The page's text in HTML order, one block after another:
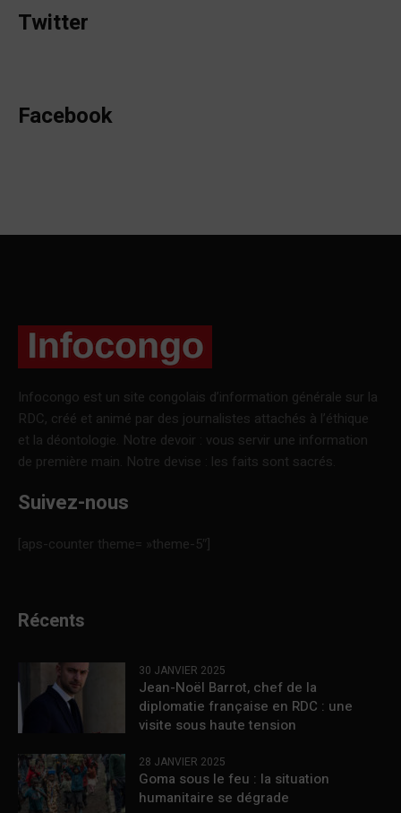
Twitter
Facebook
Infocongo est un site congolais d’information générale sur la
RDC, créé et animé par des journalistes attachés à l’éthique
et la déontologie. Notre devoir : vous servir une information
de première main. Notre devise : les faits sont sacrés.
Suivez-nous
[aps-counter theme= »theme-5″]
Récents
30 JANVIER 2025
Jean-Noël Barrot, chef de la
diplomatie française en RDC : une
visite sous haute tension
28 JANVIER 2025
Goma sous le feu : la situation
humanitaire se dégrade